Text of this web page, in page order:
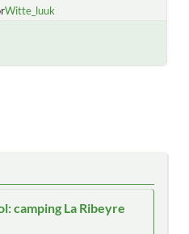
Witte_luuk
camping La Ribeyre